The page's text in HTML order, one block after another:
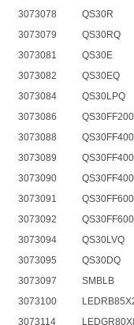
3073078
QS30R
3073079
QS30RQ
3073081
QS30E
3073082
QS30EQ
3073084
QS30LPQ
3073086
3073088
QS30FF400
3073089
3073090
3073091
QS30FF600
3073092
3073094
QS30LVQ
3073095
QS30DQ
3073097
SMBLB
3073100
3073114